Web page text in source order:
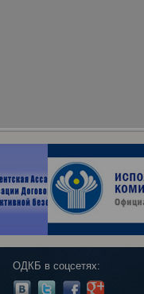
ОДКБ в соцсетях: